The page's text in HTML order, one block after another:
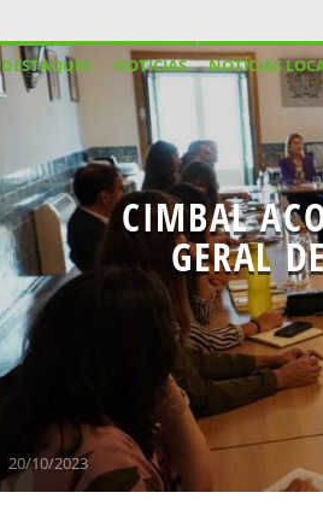
DESTAQUES NOTICIAS NOTÍCIAS
CIMBAL
GERAL
20/10/2023